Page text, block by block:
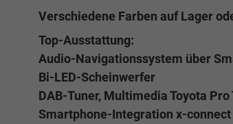
Verschiedene Farben auf Lager
Top-Ausstattung:
Audio-Navigationssystem über
Bi-LED-Scheinwerfer
DAB-Tuner, Multimedia Toyota
Smartphone-Integration x-